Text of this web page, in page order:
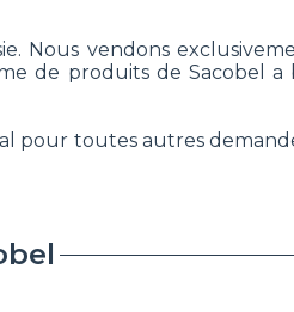
Nous vendons
de produits de
pour toutes autres